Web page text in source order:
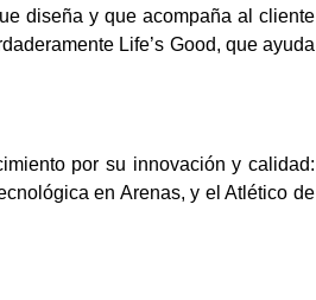
diseña y que acompaña al cliente
Life’s Good, que ayuda
por su innovación y calidad:
en Arenas, y el Atlético de